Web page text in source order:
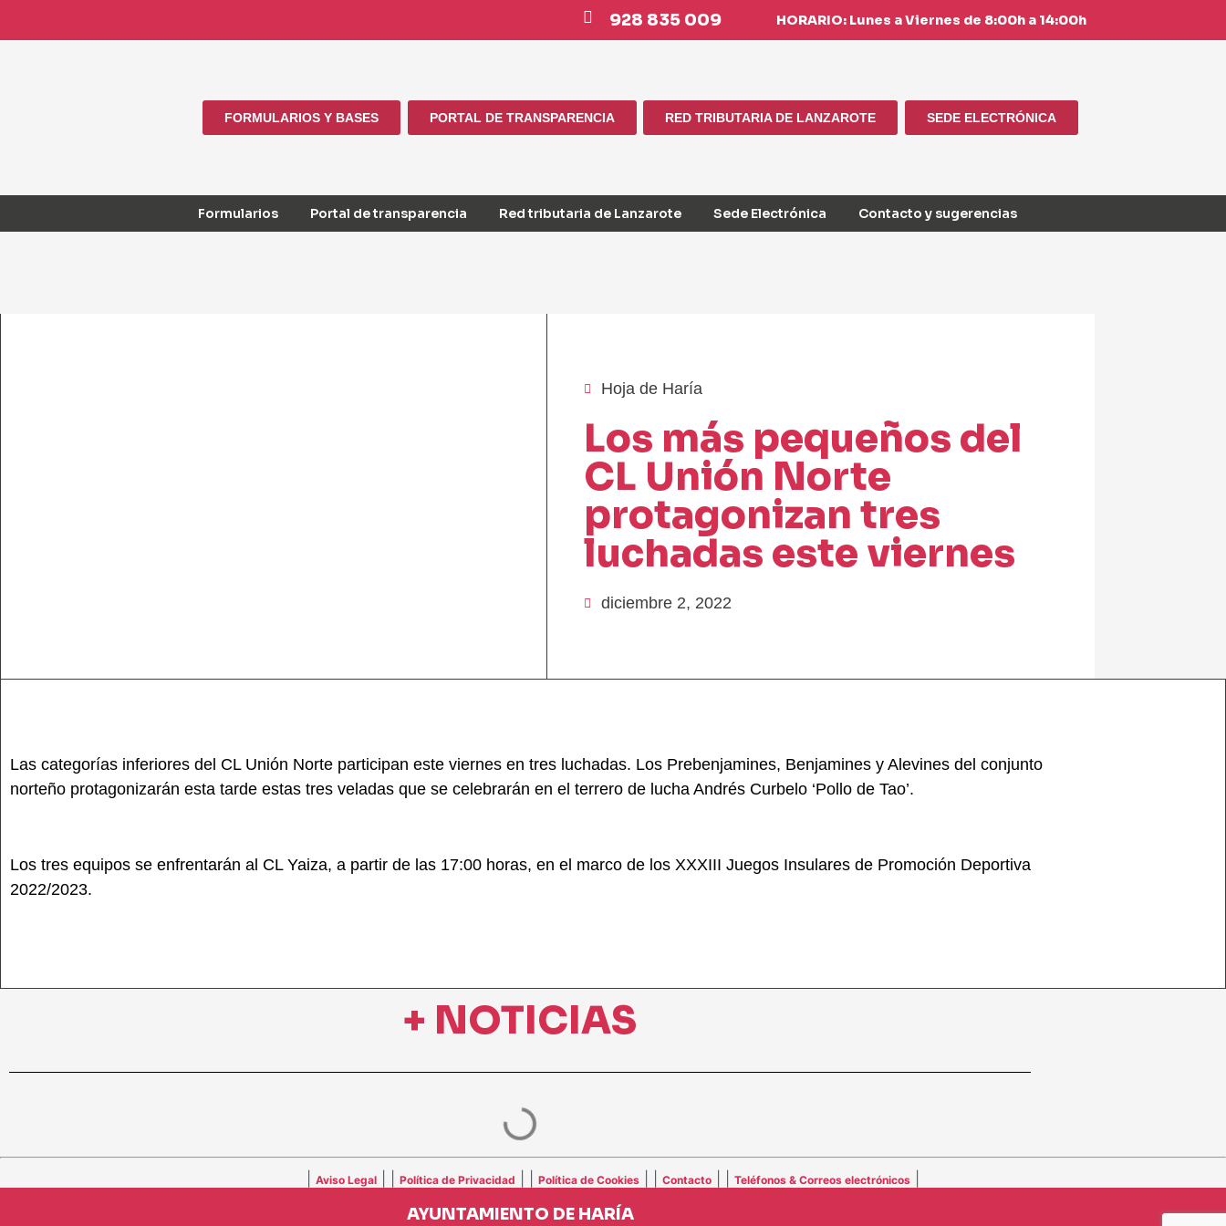
928 835 009 HORARIO: Lunes a Viernes de 8:00h a 14:00h
FORMULARIOS Y BASES PORTAL DE TRANSPARENCIA RED TRIBUTARIA DE LANZAROTE SEDE ELECTRÓNICA
Formularios Portal de transparencia Red tributaria de Lanzarote Sede Electrónica Contacto y sugerencias
Hoja de Haría
Los más pequeños del
CL Unión Norte
protagonizan tres
luchadas este viernes
diciembre 2, 2022
Las categorías inferiores del CL Unión Norte participan este viernes en tres luchadas. Los Prebenjamines, Benjamines y Alevines del conjunto
norteño protagonizarán esta tarde estas tres veladas que se celebrarán en el terrero de lucha Andrés Curbelo ‘Pollo de Tao’.
Los tres equipos se enfrentarán al CL Yaiza, a partir de las 17:00 horas, en el marco de los XXXIII Juegos Insulares de Promoción Deportiva
2022/2023.
+ NOTICIAS
Aviso Legal Política de Privacidad Política de Cookies Contacto Teléfonos & Correos electrónicos
AYUNTAMIENTO DE HARÍA